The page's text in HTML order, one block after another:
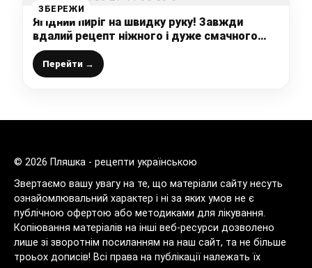
ЗБЕРЕЖИ
Ягідний пиріг на швидку руку! Завжди
вдалий рецепт ніжного і дуже смачного
пирога до чаю!
Перейти →
© 2026 Пляшка - рецепти українською
Звертаємо вашу увагу на те, що матеріали сайту несуть
ознайомлювальний характер і ні за яких умов не є
публічною офертою або методиками для лікування.
Копіювання матеріалів на інші веб-ресурси дозволено
лише зі зворотнім посиланням на наш сайт, та не більше
троьох дописів! Всі права на публікації належать їх